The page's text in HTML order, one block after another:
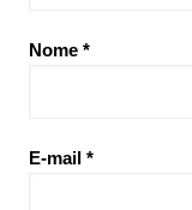
Nome *
E-mail *